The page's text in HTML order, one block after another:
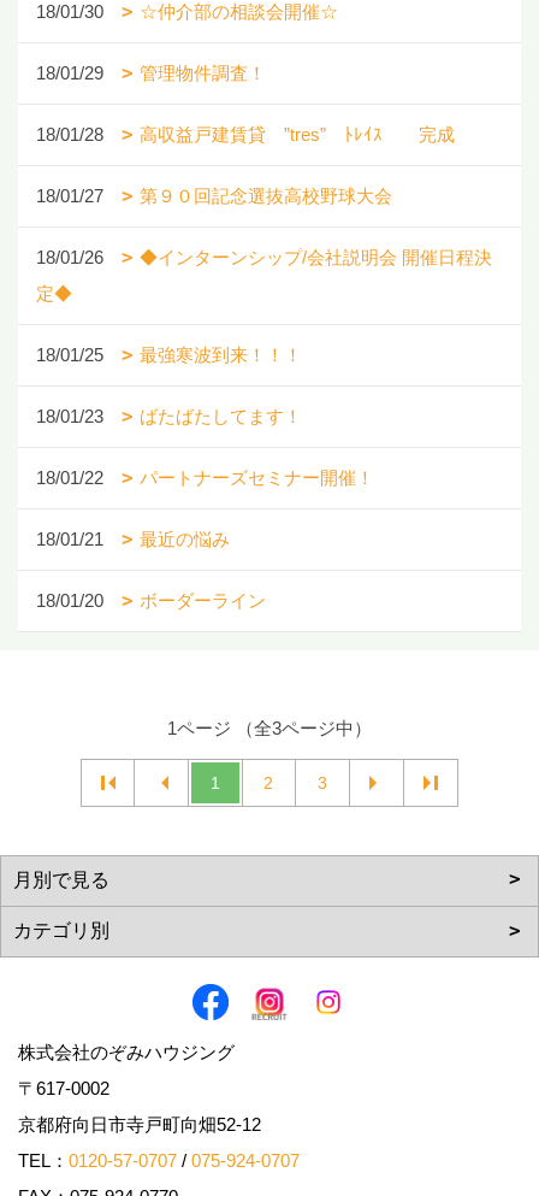
18/01/30 ☆仲介部の相談会開催☆
18/01/29 管理物件調査！
18/01/28 高収益戸建賃貸 ”tres” ﾄﾚｲｽ 完成
18/01/27 第９０回記念選抜高校野球大会
18/01/26
◆インターンシップ/会社説明会 開催日程決
定◆
18/01/25 最強寒波到来！！！
18/01/23 ばたばたしてます！
18/01/22 パートナーズセミナー開催！
18/01/21 最近の悩み
18/01/20 ボーダーライン
1ページ （全3ページ中）
1 2 3
株式会社のぞみハウジング
〒617-0002
京都府向日市寺戸町向畑52-12
TEL： 0120-57-0707 / 075-924-0707